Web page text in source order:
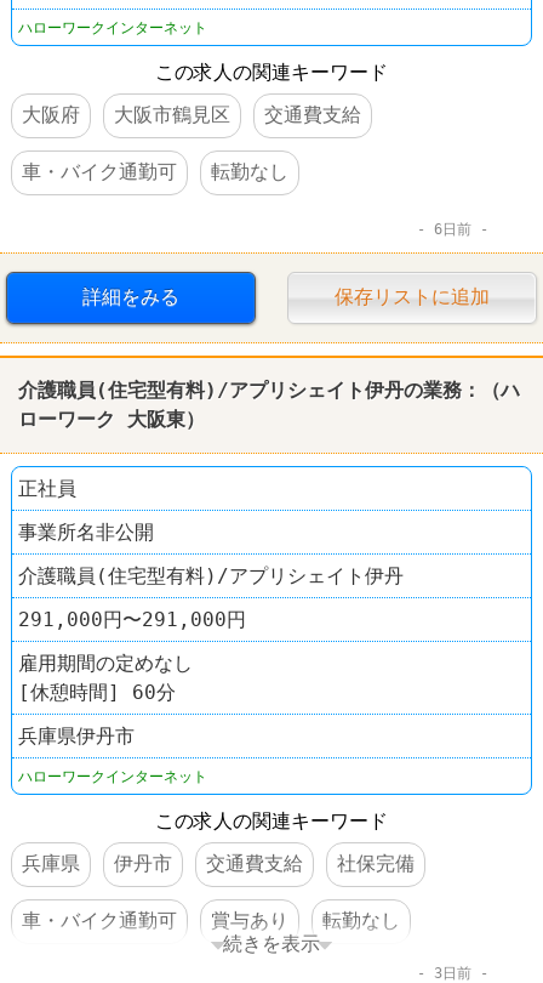
ハローワークインターネット
この求人の関連キーワード
大阪府
大阪市鶴見区 交通費支給
車・バイク通勤可 転勤なし
6日前
詳細をみる 保存リストに追加
介護職員(住宅型有料)/アプリシェイト伊丹の業務：（ハ
ローワーク
大阪東）
正社員
事業所名非公開
介護職員(住宅型有料)/アプリシェイト伊丹
291,000円〜291,000円
雇用期間の定めなし
[休憩時間] 60分
兵庫県伊丹市
ハローワークインターネット
この求人の関連キーワード
兵庫県
伊丹市 交通費支給 社保完備
車・バイク通勤可 賞与あり 転勤なし
続きを表示
3日前